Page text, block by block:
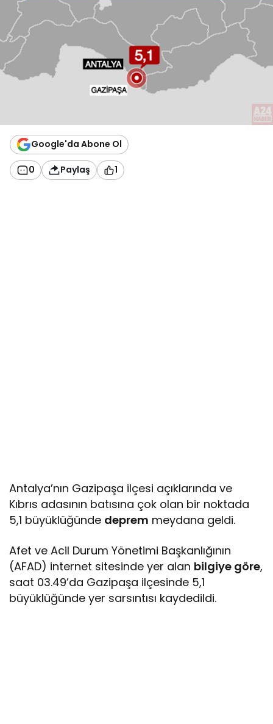
Google'da Abone Ol
0 Paylaş 1
Antalya’nın Gazipaşa ilçesi açıklarında ve
Kıbrıs adasının batısına çok olan bir noktada
5,1 büyüklüğünde deprem meydana geldi.
Afet ve Acil Durum Yönetimi Başkanlığının
(AFAD) internet sitesinde yer alan bilgiye göre,
saat 03.49’da Gazipaşa ilçesinde 5,1
büyüklüğünde yer sarsıntısı kaydedildi.